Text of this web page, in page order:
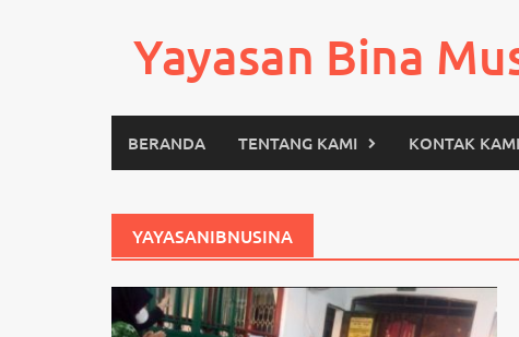
Yayasan Bina
BERANDA TENTANG KAMI KONTAK KAMI
YAYASANIBNUSINA